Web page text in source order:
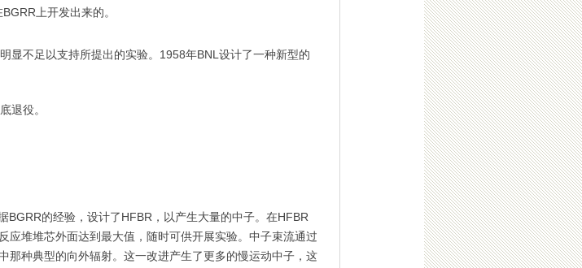
上开发出来的。
显不足以支持所提出的实验。1958年BNL设计了一种新型的
退役。
的经验，设计了HFBR，以产生大量的中子。在HFBR
堆堆芯外面达到最大值，随时可供开展实验。中子束流通过
那种典型的向外辐射。这一改进产生了更多的慢运动中子，这